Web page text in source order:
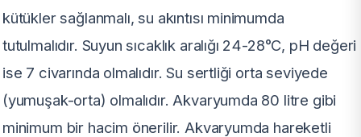
kütükler sağlanmalı, su akıntısı minimumda
tutulmalıdır. Suyun sıcaklık aralığı 24-28°C, pH değeri
ise 7 civarında olmalıdır. Su sertliği orta seviyede
(yumuşak-orta) olmalıdır. Akvaryumda 80 litre gibi
minimum bir hacim önerilir. Akvaryumda hareketli